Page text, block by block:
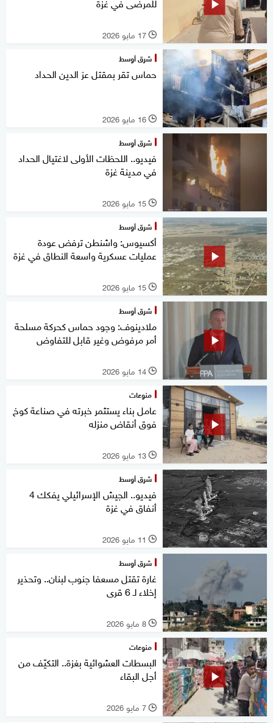
l 17 مايو 2026
شرق أوسط
حماس تقر بمقتل عز الدين الحداد
l 16 مايو 2026
شرق أوسط
فيديو.. اللحظات الأولى لاغتيال الحداد
في مدينة غزة
l 15 مايو 2026
شرق أوسط
أكسيوس: واشنطن ترفض عودة
عمليات عسكرية واسعة النطاق في غزة
l 15 مايو 2026
شرق أوسط
ملادينوف: وجود حماس كحركة مسلحة
أمر مرفوض وغير قابل للتفاوض
l 14 مايو 2026
منوعات
عامل بناء يستثمر خبرته في صناعة كوخ
فوق أنقاض منزله
l 13 مايو 2026
شرق أوسط
فيديو.. الجيش الإسرائيلي يفكك 4
أنفاق في غزة
l 11 مايو 2026
شرق أوسط
غارة تقتل مسعفا جنوب لبنان.. وتحذير
إخلاء لـ 6 قرى
l 8 مايو 2026
منوعات
البسطات العشوائية بغزة.. التكيّف من
أجل البقاء
l 7 مايو 2026